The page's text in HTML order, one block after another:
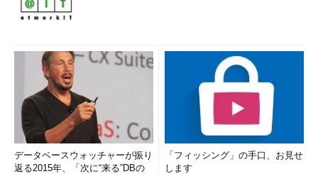
データベースウォッチャーが振り
返る2015年、「次に“来る”DBの
「フィッシング」の手口、お見せ
します